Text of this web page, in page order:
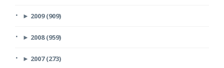
► 2009 (909)
► 2008 (959)
► 2007 (273)